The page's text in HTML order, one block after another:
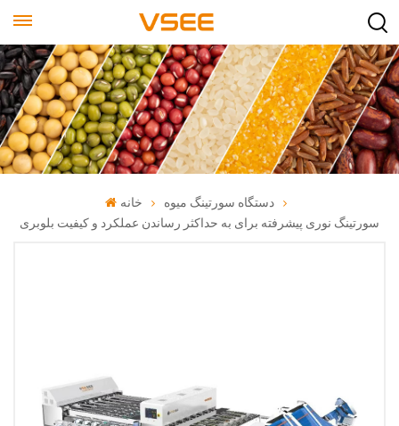
خانه
دستگاه سورتینگ میوه
سورتینگ نوری پیشرفته برای به حداکثر رساندن عملکرد و کیفیت بلوبری